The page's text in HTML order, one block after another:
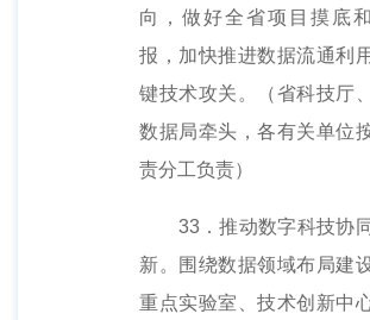
向，做好全省项目摸底
报，加快推进数据流通利
键技术攻关。（省科技厅
数据局牵头，各有关单位
责分工负责）
33．推动数字科技协
新。围绕数据领域布局建
重点实验室、技术创新中心